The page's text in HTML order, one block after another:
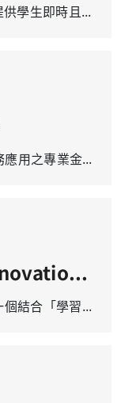
本系建置 Bloomberg Terminal，提供學生即時且完整的全球金融市場資料， 並結合 BQuant（Bloomberg Quant）量化分析平台，培養學生運用程式語言進行金融資料分析與策略開發之能力。 BQuant 平台整合 Python 與金融資料庫，讓學生能在雲端環境中進行資料處理、視覺化分析及投資策略回測， 實際體驗業界常用之量化研究工具，強化金融科技實務應用能力。 即時取得全球股票、債券、外匯等金融市場資料 支援 Python 程式進行資料分析（Pandas、NumPy） 量化投資策略開發與回測（Backtesting） 資料視覺化與互動式圖表分析 雲端 Notebook 環境，支援研究與團隊協作 量化策略績效比較 透過 BQuant 平台，學生可同時比較多種投資策略之績效指標， 包含 Sharpe Ratio、報酬率與最大回撤等，進行完整策略評估。 技術分析與交易策略實作 學生可運用技術指標（如布林通道 Bollinger Bands）， 建立均值回歸策略，並觀察交易訊號與累積報酬表現。 配對交易（Pairs Trading）分析 透過統計方法分析兩檔資產間的價格關係， 建立價差（Spread）與 Z-score 模型，進行量化套利策略設計。 指數套利策略回測結果 此圖展示台積電與大盤指數的相對價差分析， 透過 Z-Score 進行套利判斷，並呈現策略的累積報酬表現。 本系透過 Bloomberg Terminal 與 BQuant 平台之導入， 使學生在學期間即能接軌金融業界實務， 培養具備資料分析、程式設計與量化投資能力之跨領域人才。
教室介紹： 本教室為結合教學與實務應用之專業金融教學空間，導入國際頂尖金融資訊平台 Bloomberg Terminal，提供即時全球市場數據、財經新聞與專業分析工具，讓學生在課堂中即可接觸業界實務操作，提升金融分析與決策能力。 教室內採彈性分組學習設計，配置五張多邊形討論桌，適合小組討論與實作練習，促進互動式教學。後方設置四台大型顯示器，即時呈現市場資訊與分析報表，強化學習臨場感與資訊掌握度。 前方配備觸控式互動螢幕，搭配操作教學與即時示範，協助學生快速熟悉系統功能，提升學習效率。 本教室結合理論與實務，打造沉浸式金融學習環境，是培育數位金融與投資分析人才的重要教學場域。 內部照片： 細部照片 https://drive.google.com/drive/folders/1KDSMfzaN2S6ses_HZmGWpmN07majvRE7?usp=sharing 上課及使用預約情形如下： 數金系教室借用以課程為優先安排。各教室可容納人數如下： 教室名稱 座位數 Bloomberg交易實驗室 約30人 預約前，請先確認想借用的教室、日期時間是否無人使用，再來信預約。 預約方式：請E-mail至 D000020403@cgu.edu.tw 主旨：教室預約 內文請寫出借用地點、日期、起訖時間、主題(XXX課程、活動或與教授專題meeting)、借用人 範例：Bloomberg交易實驗室，2026/03/18 (三) 13:00~16:00，金融工作坊，呂OO 聯絡分機：2636
AI創新與支援中心(AI Innovation and Support Center)
教室介紹： AI創新與支援中心打造一個結合「學習、交流與實作」的多功能教學空間，提供師生進行AI應用、專題討論與跨領域合作的理想環境。 教室內採開放式設計，配置多組木質討論桌與舒適座椅，可靈活進行分組討論、小組教學及工作坊活動，促進互動式學習與創意思考。空間同時設有大型顯示螢幕，方便進行簡報展示與即時教學，提升課堂效率。 此外，教室一側設有窗邊高腳座位區，搭配自然採光與柔和照明，營造舒適且具靈感的學習氛圍，適合學生自主學習、專題討論或短暫交流。整體空間並搭配綠植與簡約設計，提升環境品質與使用體驗。 內部照片： 上課及使用預約情形如下： 數金系教室借用以課程為優先安排。各教室可容納人數如下： 教室名稱 座位數 AI創新與支援中心 約35人 預約前，請先確認想借用的教室、日期時間是否無人使用，再來信預約。 預約方式：請E-mail至 D000020403@cgu.edu.tw 主旨：教室預約 內文請寫出借用地點、日期、起訖時間、主題(XXX課程、活動或與教授專題meeting)、借用人 範例：AI創新與支援中心，2026/03/18 (三) 13:00~16:00，金融工作坊，呂OO 聯絡分機：2636